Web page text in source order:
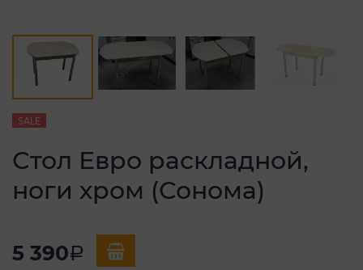
SALE
Стол Евро раскладной,
ноги хром (Сонома)
5 390a